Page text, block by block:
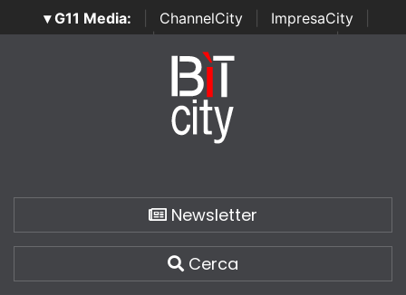
▾ G11 Media: ChannelCity ImpresaCity
SecurityOpenLab | Italian Channel Awards | Italian
Italian Security Awards
Newsletter
Cerca